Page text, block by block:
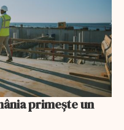
primește un